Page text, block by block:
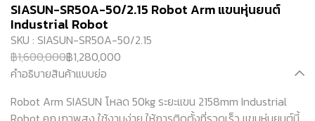
SIASUN-SR50A-50/2.15 Robot Arm แขนหุ่นยนต์
Industrial Robot
SKU : SIASUN-SR50A-50/2.15
฿1,600,000฿1,280,000
คำอธิบายสินค้าแบบย่อ
Robot Arm SIASUN โหลด 50kg ระยะแขน 2158mm Industrial